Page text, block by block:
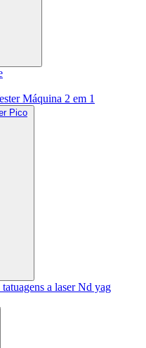
Máquina 2 em 1
Pico
a laser Nd yag